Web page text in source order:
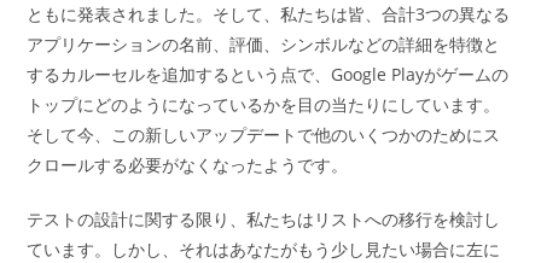
ともに発表されました。そして、私たちは皆、合計3つの異なる
アプリケーションの名前、評価、シンボルなどの詳細を特徴と
するカルーセルを追加するという点で、Google Playがゲームの
トップにどのようになっているかを目の当たりにしています。
そして今、この新しいアップデートで他のいくつかのためにス
クロールする必要がなくなったようです。
テストの設計に関する限り、私たちはリストへの移行を検討し
ています。しかし、それはあなたがもう少し見たい場合に左に